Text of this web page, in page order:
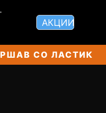
АКЦИИ
СО ЛАСТИК